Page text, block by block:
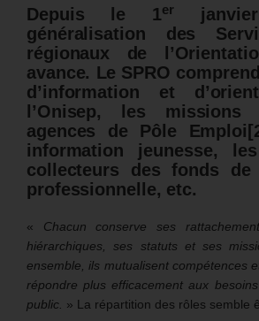
Depuis le 1er
généralisation des
régionaux de
avance. Le SPRO
d’information et
l’Onisep, les missions
agences de Pôle Emploi
information jeunesse,
collecteurs des fonds
professionnelle, etc.
« Chacun conserve ses
hiérarchiques, ses statuts et ses
ensemble, ils mutualisent compétences
répondre plus efficacement aux
public. » La répartition des rôles semble